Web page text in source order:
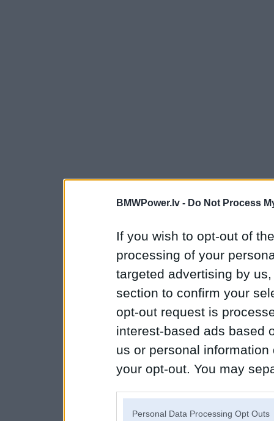
BMWPower.lv - Do Not Process
If you wish to opt-out of
processing of your
targeted advertising by
section to confirm your
opt-out request is
interest-based ads based
us or personal
your opt-out. You may
Personal Data Processing Opt Outs